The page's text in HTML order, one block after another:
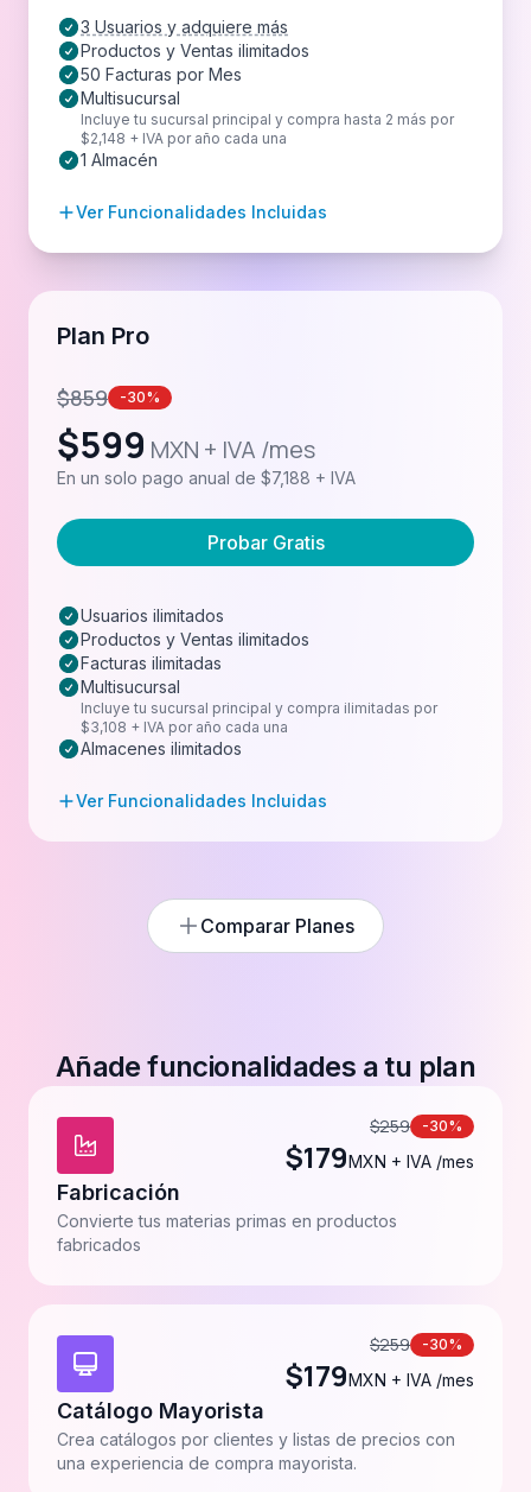
3 Usuarios y adquiere más
Productos y Ventas ilimitados
50 Facturas por Mes
Multisucursal
Incluye tu sucursal principal y compra hasta 2 más por
$2,148 + IVA por año cada una
1 Almacén
Ver Funcionalidades Incluidas
Plan Pro
$859 -30%
$599 MXN + IVA /mes
En un solo pago anual de $7,188 + IVA
Probar Gratis
Usuarios ilimitados
Productos y Ventas ilimitados
Facturas ilimitadas
Multisucursal
Incluye tu sucursal principal y compra ilimitadas por
$3,108 + IVA por año cada una
Almacenes ilimitados
Ver Funcionalidades Incluidas
Comparar Planes
Añade funcionalidades a tu plan
$259 -30%
$179MXN + IVA /mes
Fabricación
Convierte tus materias primas en productos
fabricados
$259 -30%
$179MXN + IVA /mes
Catálogo Mayorista
Crea catálogos por clientes y listas de precios con
una experiencia de compra mayorista.